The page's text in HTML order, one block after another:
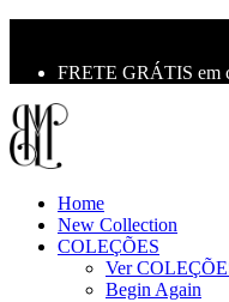
FRETE GRÁTIS em
Home
New Collection
COLEÇÕES
Ver
Begin Again